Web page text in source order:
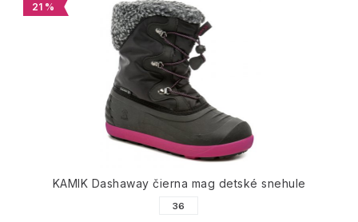
21 %
KAMIK Dashaway čierna mag detské snehule
36